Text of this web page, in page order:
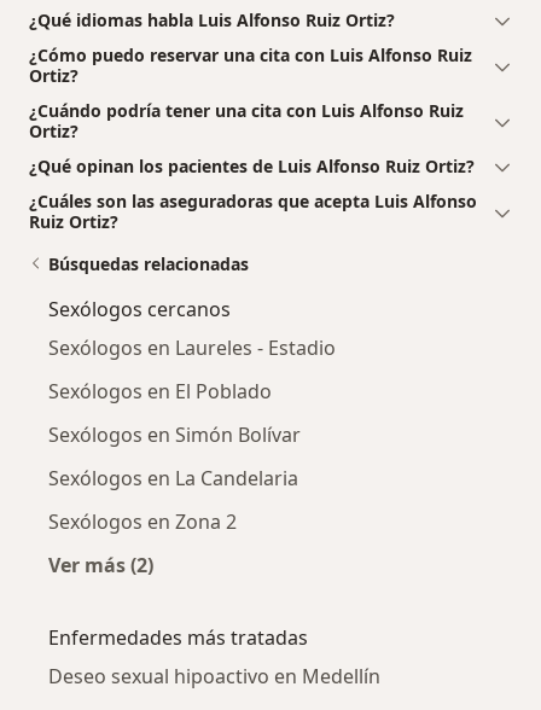
¿Qué idiomas habla Luis Alfonso Ruiz Ortiz?
¿Cómo puedo reservar una cita con Luis Alfonso Ruiz
Ortiz?
¿Cuándo podría tener una cita con Luis Alfonso Ruiz
Ortiz?
¿Qué opinan los pacientes de Luis Alfonso Ruiz Ortiz?
¿Cuáles son las aseguradoras que acepta Luis Alfonso
Ruiz Ortiz?
Búsquedas relacionadas
Sexólogos cercanos
Sexólogos en Laureles - Estadio
Sexólogos en El Poblado
Sexólogos en Simón Bolívar
Sexólogos en La Candelaria
Sexólogos en Zona 2
Ver más (2)
Enfermedades más tratadas
Deseo sexual hipoactivo en Medellín